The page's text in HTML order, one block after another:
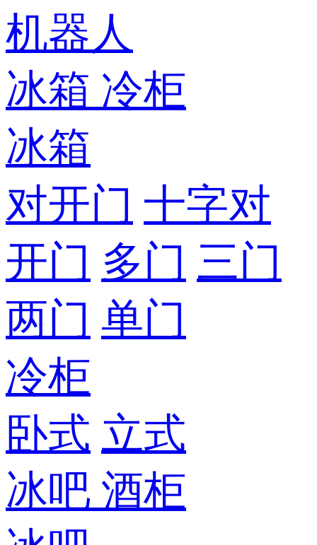
机器人
冰箱 冷柜
冰箱
对开门 十字对
开门 多门 三门
两门 单门
冷柜
卧式 立式
冰吧 酒柜